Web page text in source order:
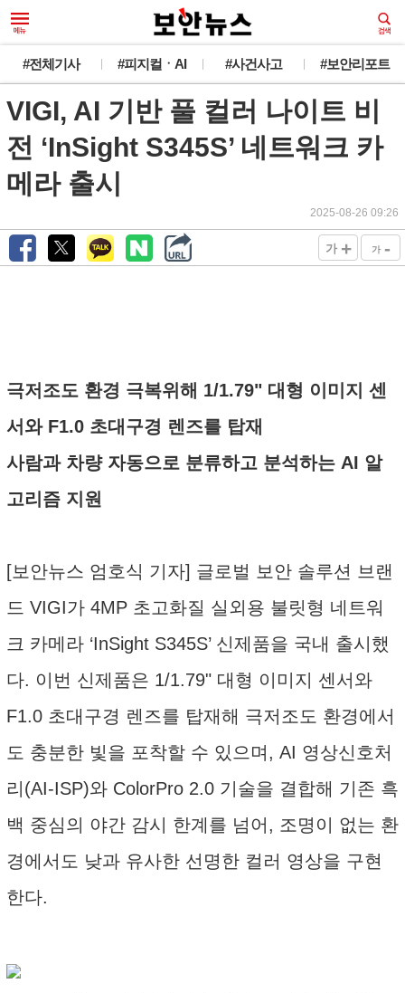
#전체기사 #피지컬ㆍAI #사건사고 #보안리포트
VIGI, AI 기반 풀 컬러 나이트 비
전 ‘InSight S345S’ 네트워크 카
메라 출시
2025-08-26 09:26
가 + 가 -
극저조도 환경 극복위해 1/1.79" 대형 이미지 센
서와 F1.0 초대구경 렌즈를 탑재
사람과 차량 자동으로 분류하고 분석하는 AI 알
고리즘 지원
[보안뉴스 엄호식 기자] 글로벌 보안 솔루션 브랜
드 VIGI가 4MP 초고화질 실외용 불릿형 네트워
크 카메라 ‘InSight S345S’ 신제품을 국내 출시했
다. 이번 신제품은 1/1.79" 대형 이미지 센서와
F1.0 초대구경 렌즈를 탑재해 극저조도 환경에서
도 충분한 빛을 포착할 수 있으며, AI 영상신호처
리(AI-ISP)와 ColorPro 2.0 기술을 결합해 기존 흑
백 중심의 야간 감시 한계를 넘어, 조명이 없는 환
경에서도 낮과 유사한 선명한 컬러 영상을 구현
한다.